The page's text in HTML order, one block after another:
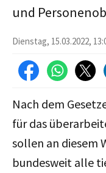
und
Dienstag, 15.03.2022,
Nach dem
für das
sollen an diesem
bundesweit alle